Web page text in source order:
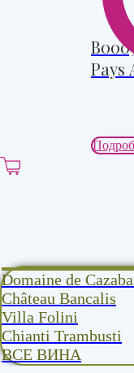
Pays
Domaine de
Château Bancalis
Villa Folini
Chianti Trambusti
ВСЕ ВИНА